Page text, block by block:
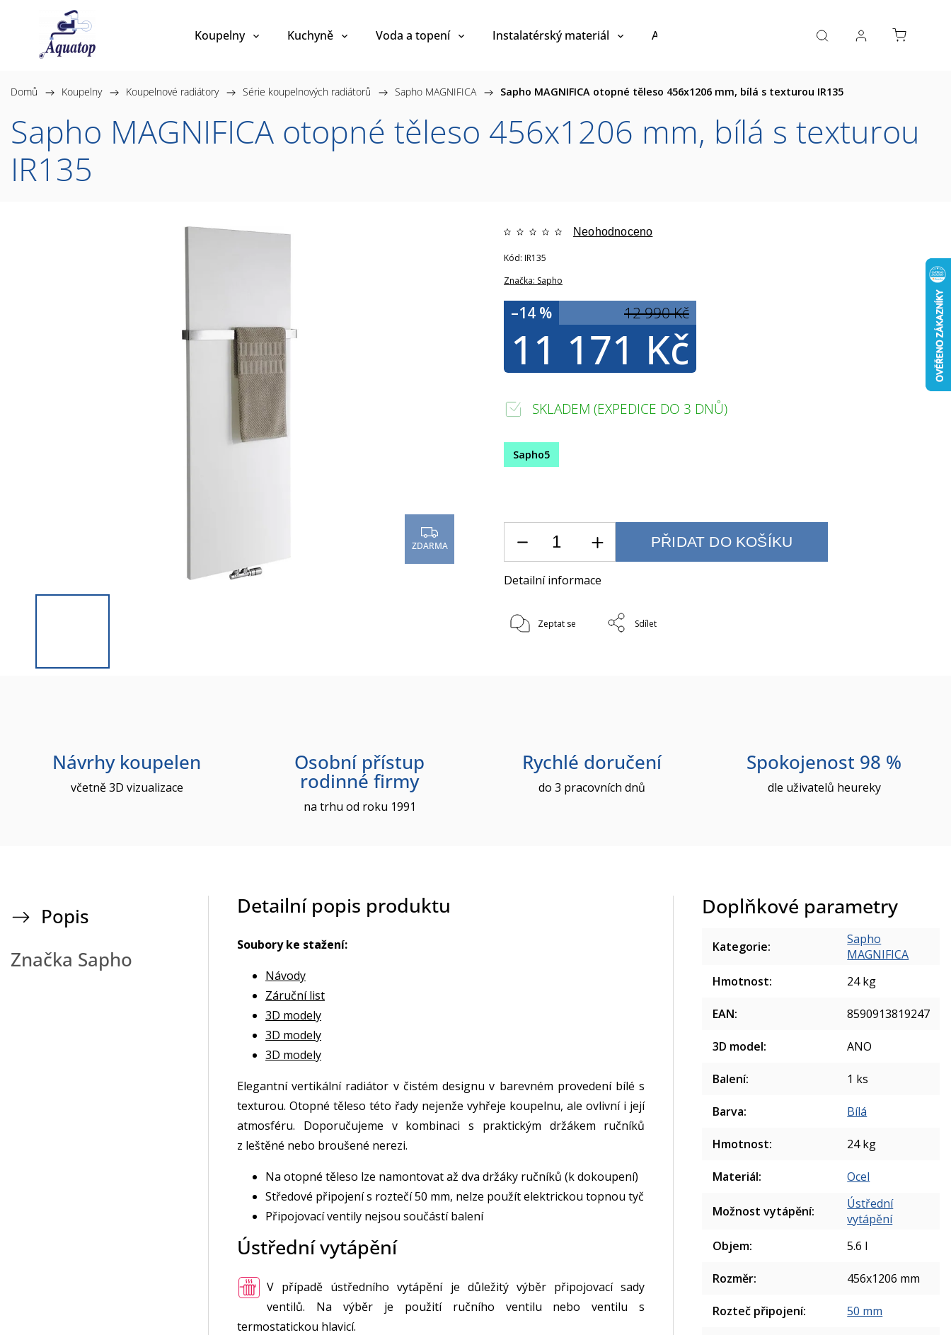
Koupelny Kuchyně Voda a topení Instalatérský materiál Akce a výprodej Návrh koupelny Reference
Domů / Koupelny / Koupelnové radiátory / Série koupelnových radiátorů / Sapho MAGNIFICA / Sapho MAGNIFICA otopné těleso 456x1206 mm, bílá s texturou IR135
Sapho MAGNIFICA otopné těleso 456x1206 mm, bílá s texturou
IR135
ZDARMA
Značka: Sapho
Neohodnoceno
12 990 Kč
–14 %
11 171 Kč
Kód: IR135
Sapho5
SKLADEM (EXPEDICE DO 3 DNŮ)
PŘIDAT DO KOŠÍKU
Detailní informace
Zeptat se Sdílet
Návrhy koupelen
včetně 3D vizualizace
Osobní přístup
rodinné firmy
na trhu od roku 1991
Rychlé doručení
do 3 pracovních dnů
Spokojenost 98 %
dle uživatelů heureky
Popis
Značka Sapho
Detailní popis produktu
Soubory ke stažení:
Návody
Záruční list
3D modely
3D modely
3D modely
Elegantní vertikální radiátor v čistém designu v barevném provedení bílé s
texturou. Otopné těleso této řady nejenže vyhřeje koupelnu, ale ovlivní i její
atmosféru. Doporučujeme v kombinaci s praktickým držákem ručníků
z leštěné nebo broušené nerezi.
Na otopné těleso lze namontovat až dva držáky ručníků (k dokoupení)
Středové připojení s roztečí 50 mm, nelze použít elektrickou topnou tyč
Připojovací ventily nejsou součástí balení
Ústřední vytápění
V případě ústředního vytápění je důležitý výběr připojovací sady
ventilů. Na výběr je použití ručního ventilu nebo ventilu s
termostatickou hlavicí.
Doplňkové parametry
Kategorie:
Sapho
MAGNIFICA
Hmotnost: 24 kg
EAN: 8590913819247
3D model: ANO
Balení: 1 ks
Barva: Bílá
Hmotnost: 24 kg
Materiál: Ocel
Možnost vytápění:
Ústřední
vytápění
Objem: 5.6 l
Rozměr: 456x1206 mm
Rozteč připojení: 50 mm